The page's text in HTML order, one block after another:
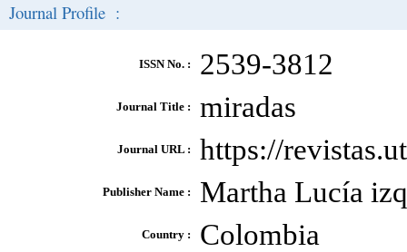
Journal Profile :
ISSN No. : 2539-3812
Journal Title : miradas
Journal URL : https://
Publisher Name : Martha Lucía
Country : Colombia